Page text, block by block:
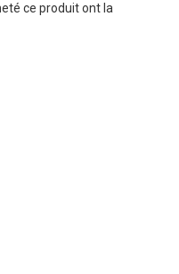
ce produit ont la